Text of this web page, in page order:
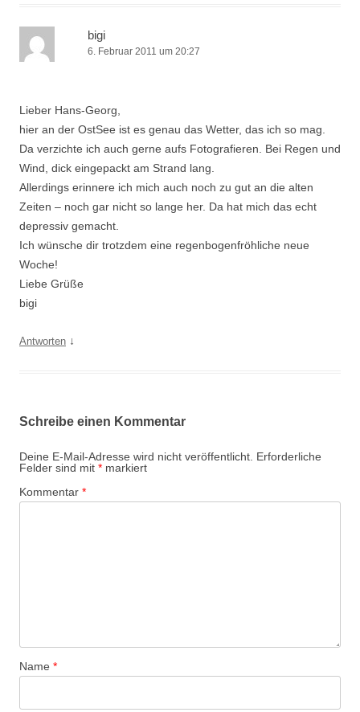
bigi
6. Februar 2011 um 20:27
Lieber Hans-Georg,
hier an der OstSee ist es genau das Wetter, das ich so mag.
Da verzichte ich auch gerne aufs Fotografieren. Bei Regen und
Wind, dick eingepackt am Strand lang.
Allerdings erinnere ich mich auch noch zu gut an die alten
Zeiten – noch gar nicht so lange her. Da hat mich das echt
depressiv gemacht.
Ich wünsche dir trotzdem eine regenbogenfröhliche neue
Woche!
Liebe Grüße
bigi
Antworten ↓
Schreibe einen Kommentar
Deine E-Mail-Adresse wird nicht veröffentlicht. Erforderliche
Felder sind mit * markiert
Kommentar *
Name *